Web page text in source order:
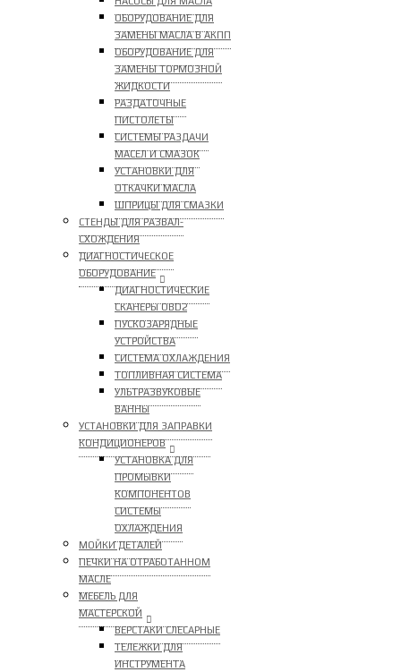
ОБОРУДОВАНИЕ ДЛЯ
ЗАМЕНЫ МАСЛА В АКПП
ОБОРУДОВАНИЕ ДЛЯ
ЗАМЕНЫ ТОРМОЗНОЙ
ЖИДКОСТИ
РАЗДАТОЧНЫЕ
ПИСТОЛЕТЫ
СИСТЕМЫ РАЗДАЧИ
МАСЕЛ И СМАЗОК
УСТАНОВКИ ДЛЯ
ОТКАЧКИ МАСЛА
ШПРИЦЫ ДЛЯ СМАЗКИ
СТЕНДЫ ДЛЯ РАЗВАЛ-
СХОЖДЕНИЯ
ДИАГНОСТИЧЕСКОЕ
ОБОРУДОВАНИЕ
ДИАГНОСТИЧЕСКИЕ
СКАНЕРЫ OBD2
ПУСКОЗАРЯДНЫЕ
УСТРОЙСТВА
СИСТЕМА ОХЛАЖДЕНИЯ
ТОПЛИВНАЯ СИСТЕМА
УЛЬТРАЗВУКОВЫЕ
ВАННЫ
УСТАНОВКИ ДЛЯ ЗАПРАВКИ
КОНДИЦИОНЕРОВ
УСТАНОВКА ДЛЯ
ПРОМЫВКИ
КОМПОНЕНТОВ
СИСТЕМЫ
ОХЛАЖДЕНИЯ
МОЙКИ ДЕТАЛЕЙ
ПЕЧКИ НА ОТРАБОТАННОМ
МАСЛЕ
МЕБЕЛЬ ДЛЯ
МАСТЕРСКОЙ
ВЕРСТАКИ СЛЕСАРНЫЕ
ТЕЛЕЖКИ ДЛЯ
ИНСТРУМЕНТА